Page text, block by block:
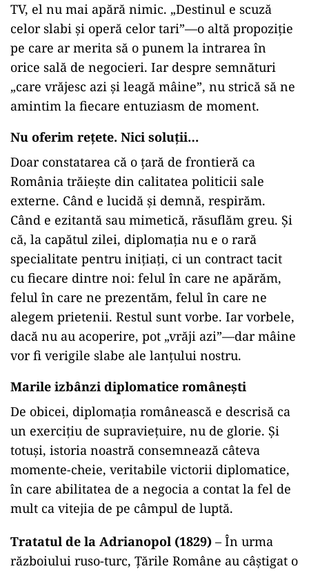
TV, el nu mai apără nimic. „Destinul e scuză
celor slabi și operă celor tari”—o altă propoziție
pe care ar merita să o punem la intrarea în
orice sală de negocieri. Iar despre semnături
„care vrăjesc azi și leagă mâine”, nu strică să ne
amintim la fiecare entuziasm de moment.
Nu oferim rețete. Nici soluții…
Doar constatarea că o țară de frontieră ca
România trăiește din calitatea politicii sale
externe. Când e lucidă și demnă, respirăm.
Când e ezitantă sau mimetică, răsuflăm greu. Și
că, la capătul zilei, diplomația nu e o rară
specialitate pentru inițiați, ci un contract tacit
cu fiecare dintre noi: felul în care ne apărăm,
felul în care ne prezentăm, felul în care ne
alegem prietenii. Restul sunt vorbe. Iar vorbele,
dacă nu au acoperire, pot „vrăji azi”—dar mâine
vor fi verigile slabe ale lanțului nostru.
Marile izbânzi diplomatice românești
De obicei, diplomația românească e descrisă ca
un exercițiu de supraviețuire, nu de glorie. Și
totuși, istoria noastră consemnează câteva
momente-cheie, veritabile victorii diplomatice,
în care abilitatea de a negocia a contat la fel de
mult ca vitejia de pe câmpul de luptă.
Tratatul de la Adrianopol (1829) – În urma
războiului ruso-turc, Țările Române au câștigat o